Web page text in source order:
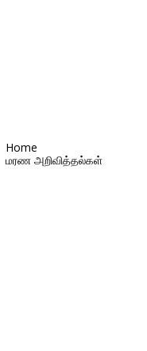
Home
மரண அறிவித்தல்கள்